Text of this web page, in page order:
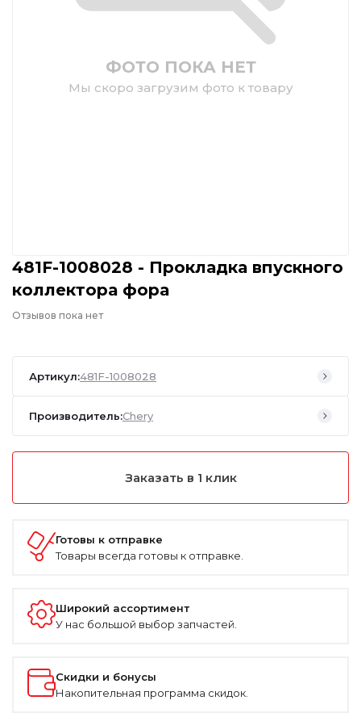
ФОТО ПОКА НЕТ
Мы скоро загрузим фото к товару
481F-1008028 - Прокладка впускного
коллектора фора
Отзывов пока нет
Артикул:481F-1008028
Производитель:Chery
Заказать в 1 клик
Готовы к отправке
Товары всегда готовы к отправке.
Широкий ассортимент
У нас большой выбор запчастей.
Скидки и бонусы
Накопительная программа скидок.